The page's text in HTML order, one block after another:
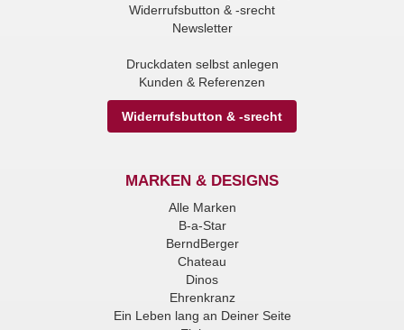
Widerrufsbutton & -srecht
Newsletter
Druckdaten selbst anlegen
Kunden & Referenzen
Widerrufsbutton & -srecht
MARKEN & DESIGNS
Alle Marken
B-a-Star
BerndBerger
Chateau
Dinos
Ehrenkranz
Ein Leben lang an Deiner Seite